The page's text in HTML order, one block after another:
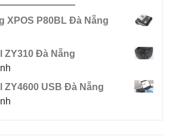
XPOS P80BL Đà Nẵng
ZY310 Đà Nẵng
ZY4600 USB Đà Nẵng